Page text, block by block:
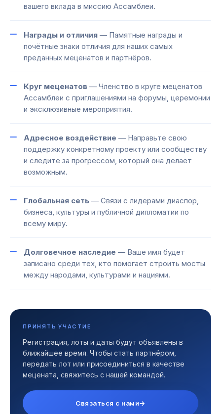
вашего вклада в миссию Ассамблеи.
Награды и отличия — Памятные награды и
почётные знаки отличия для наших самых
преданных меценатов и партнёров.
Круг меценатов — Членство в круге меценатов
Ассамблеи с приглашениями на форумы, церемонии
и эксклюзивные мероприятия.
Адресное воздействие — Направьте свою
поддержку конкретному проекту или сообществу
и следите за прогрессом, который она делает
возможным.
Глобальная сеть — Связи с лидерами диаспор,
бизнеса, культуры и публичной дипломатии по
всему миру.
Долговечное наследие — Ваше имя будет
записано среди тех, кто помогает строить мосты
между народами, культурами и нациями.
ПРИНЯТЬ УЧАСТИЕ
Регистрация, лоты и даты будут объявлены в
ближайшее время. Чтобы стать партнёром,
передать лот или присоединиться в качестве
мецената, свяжитесь с нашей командой.
Связаться с нами→